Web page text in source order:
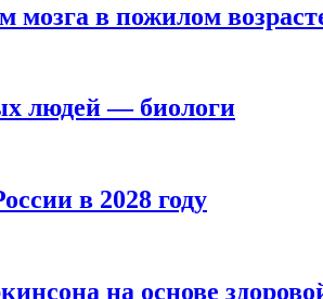
мозга в пожилом
людей — биологи
в 2028 году
на основе